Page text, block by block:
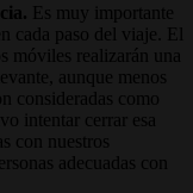
Es muy importante
cada paso del viaje. El
móviles realizarán una
aunque menos
consideradas como
intentar cerrar esa
con nuestros
adecuadas con